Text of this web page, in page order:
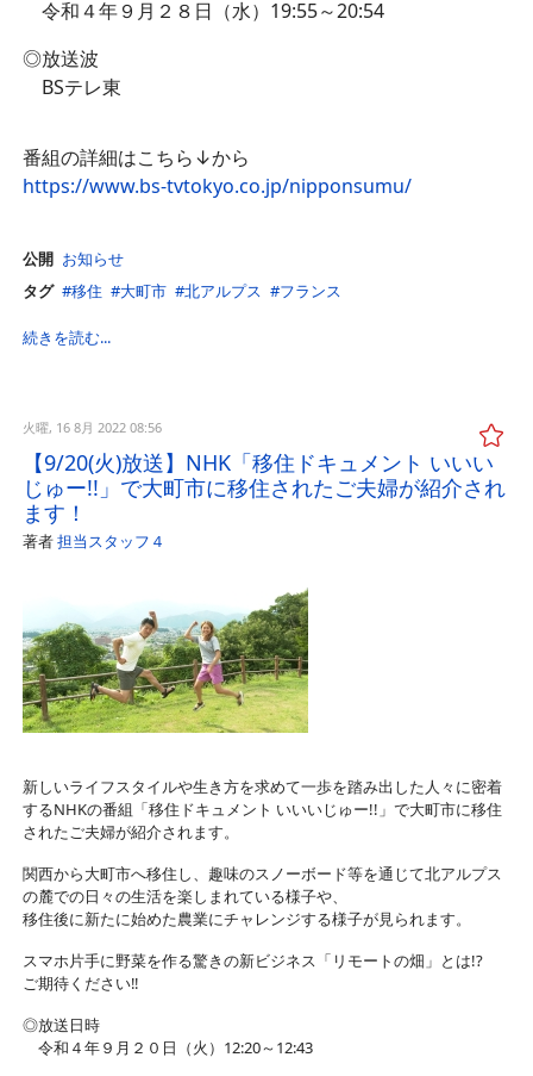
令和４年９月２８日（水）19:55～20:54
◎放送波
BSテレ東
番組の詳細はこちら↓から
https://www.bs-tvtokyo.co.jp/nipponsumu/
公開 お知らせ
タグ
移住 大町市 北アルプス フランス
続きを読む...
火曜, 16 8月 2022 08:56
【9/20(火)放送】NHK「移住ドキュメント いいい
じゅー!!」で大町市に移住されたご夫婦が紹介され
ます！
著者担当スタッフ４
新しいライフスタイルや生き方を求めて一歩を踏み出した人々に密着
するNHKの番組「移住ドキュメント いいいじゅー!!」で大町市に移住
されたご夫婦が紹介されます。
関西から大町市へ移住し、趣味のスノーボード等を通じて北アルプス
の麓での日々の生活を楽しまれている様子や、
移住後に新たに始めた農業にチャレンジする様子が見られます。
スマホ片手に野菜を作る驚きの新ビジネス「リモートの畑」とは!?
ご期待ください‼
◎放送日時
令和４年９月２０日（火）12:20～12:43